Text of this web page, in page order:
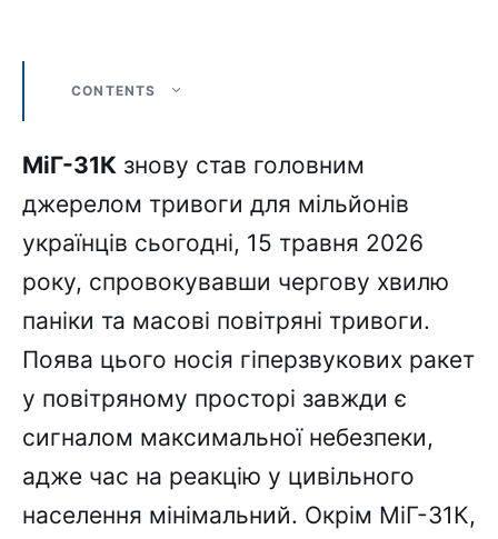
CONTENTS
МіГ-31К знову став головним
джерелом тривоги для мільйонів
українців сьогодні, 15 травня 2026
року, спровокувавши чергову хвилю
паніки та масові повітряні тривоги.
Поява цього носія гіперзвукових ракет
у повітряному просторі завжди є
сигналом максимальної небезпеки,
адже час на реакцію у цивільного
населення мінімальний. Окрім МіГ-31К,